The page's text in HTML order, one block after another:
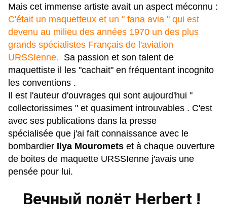
Mais cet immense artiste avait un aspect méconnu :
C'était un maquetteux et un " fana avia " qui est
devenu au milieu des années 1970 un des plus
grands spécialistes Français de l'aviation
URSSIenne. Sa passion et son talent de
maquettiste il les "cachait" en fréquentant incognito
les conventions .
Il est l'auteur d'ouvrages qui sont aujourd'hui "
collectorissimes " et quasiment introuvables . C'est
avec ses publications dans la presse
spécialisée que j'ai fait connaissance avec le
bombardier Ilya Mouromets et à chaque ouverture
de boites de maquette URSSIenne j'avais une
pensée pour lui.
Вечный полёт Herbert !